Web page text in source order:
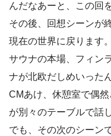
んだなあーと、この回
その後、回想シーンが
現在の世界に戻ります。
サウナの本場、フィン
ナが北欧だしめいった
CMあけ、休憩室で偶
が別々のテーブルで話
でも、その次のシーン